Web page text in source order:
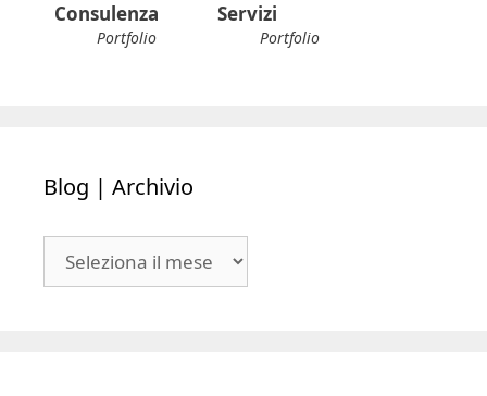
Consulenza
Portfolio
Servizi
Portfolio
Blog | Archivio